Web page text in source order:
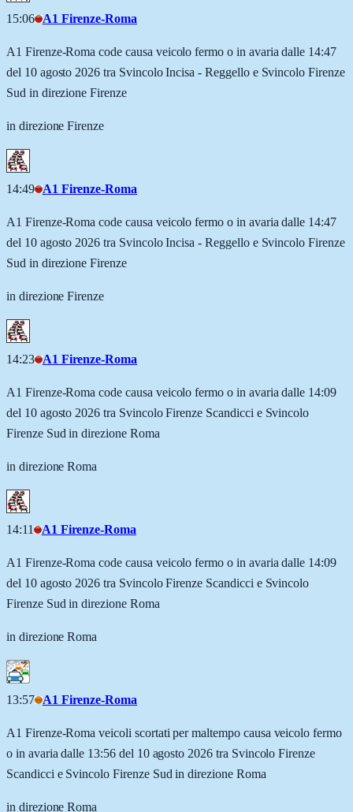
15:06 A1 Firenze-Roma
A1 Firenze-Roma code causa veicolo fermo o in avaria dalle 14:47
del 10 agosto 2026 tra Svincolo Incisa - Reggello e Svincolo Firenze
Sud in direzione Firenze
in direzione Firenze
14:49 A1 Firenze-Roma
A1 Firenze-Roma code causa veicolo fermo o in avaria dalle 14:47
del 10 agosto 2026 tra Svincolo Incisa - Reggello e Svincolo Firenze
Sud in direzione Firenze
in direzione Firenze
14:23 A1 Firenze-Roma
A1 Firenze-Roma code causa veicolo fermo o in avaria dalle 14:09
del 10 agosto 2026 tra Svincolo Firenze Scandicci e Svincolo
Firenze Sud in direzione Roma
in direzione Roma
14:11 A1 Firenze-Roma
A1 Firenze-Roma code causa veicolo fermo o in avaria dalle 14:09
del 10 agosto 2026 tra Svincolo Firenze Scandicci e Svincolo
Firenze Sud in direzione Roma
in direzione Roma
13:57 A1 Firenze-Roma
A1 Firenze-Roma veicoli scortati per maltempo causa veicolo fermo
o in avaria dalle 13:56 del 10 agosto 2026 tra Svincolo Firenze
Scandicci e Svincolo Firenze Sud in direzione Roma
in direzione Roma